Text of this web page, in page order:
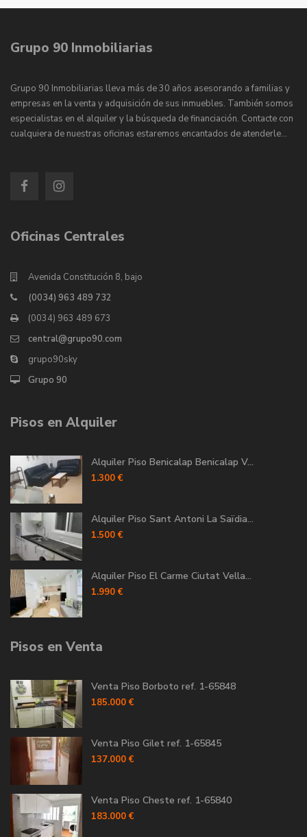
Grupo 90 Inmobiliarias
Grupo 90 Inmobiliarias lleva más de 30 años asesorando a familias y
empresas en la venta y adquisición de sus inmuebles. También somos
especialistas en el alquiler y la búsqueda de financiación. Contacte con
cualquiera de nuestras oficinas estaremos encantados de atenderle…
Oficinas Centrales
Avenida Constitución 8, bajo
(0034) 963 489 732
(0034) 963 489 673
central@grupo90.com
grupo90sky
Grupo 90
Pisos en Alquiler
Alquiler Piso Benicalap Benicalap V...
1.300 €
Alquiler Piso Sant Antoni La Saïdia...
1.500 €
Alquiler Piso El Carme Ciutat Vella...
1.990 €
Pisos en Venta
Venta Piso Borboto ref. 1-65848
185.000 €
Venta Piso Gilet ref. 1-65845
137.000 €
Venta Piso Cheste ref. 1-65840
183.000 €